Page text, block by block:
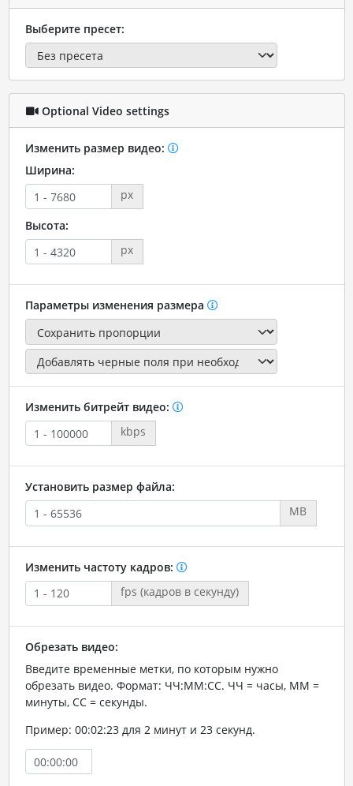
Выберите пресет:
Optional Video settings
Изменить размер видео:
Ширина:
px
Высота:
px
Параметры изменения размера
Изменить битрейт видео:
kbps
Установить размер файла:
MB
Изменить частоту кадров:
fps (кадров в секунду)
Обрезать видео:
Введите временные метки, по которым нужно
обрезать видео. Формат: ЧЧ:ММ:СС. ЧЧ = часы, ММ =
минуты, СС = секунды.
Пример: 00:02:23 для 2 минут и 23 секунд.